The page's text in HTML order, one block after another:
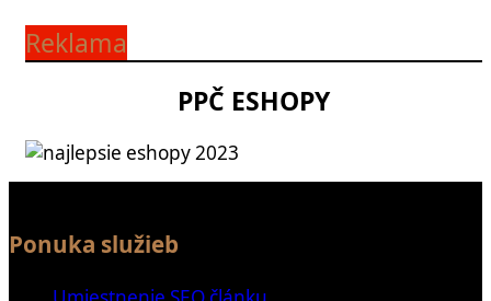
Reklama
PPČ ESHOPY
Ponuka služieb